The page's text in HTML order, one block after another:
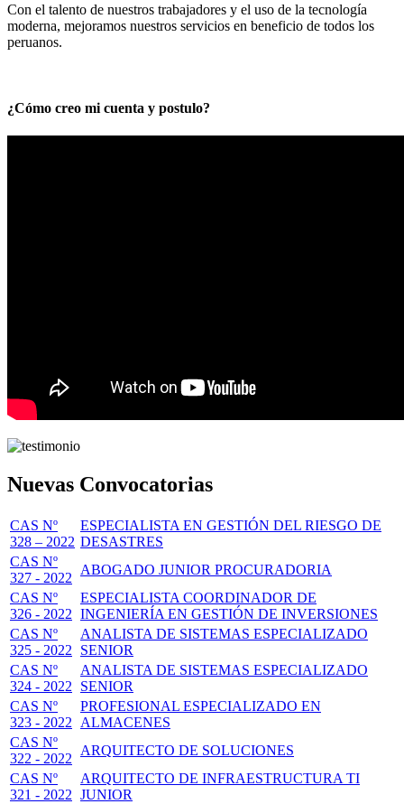
Con el talento de nuestros trabajadores y el uso de la tecnología
moderna, mejoramos nuestros servicios en beneficio de todos los
peruanos.
¿Cómo creo mi cuenta y postulo?
Nuevas Convocatorias
CAS Nº
328 – 2022
ESPECIALISTA EN GESTIÓN DEL RIESGO DE
DESASTRES
CAS Nº
327 - 2022
ABOGADO JUNIOR PROCURADORIA
CAS Nº
326 - 2022
ESPECIALISTA COORDINADOR DE
INGENIERÍA EN GESTIÓN DE INVERSIONES
CAS Nº
325 - 2022
ANALISTA DE SISTEMAS ESPECIALIZADO
SENIOR
CAS Nº
324 - 2022
ANALISTA DE SISTEMAS ESPECIALIZADO
SENIOR
CAS Nº
323 - 2022
PROFESIONAL ESPECIALIZADO EN
ALMACENES
CAS Nº
322 - 2022
ARQUITECTO DE SOLUCIONES
CAS Nº
321 - 2022
ARQUITECTO DE INFRAESTRUCTURA TI
JUNIOR